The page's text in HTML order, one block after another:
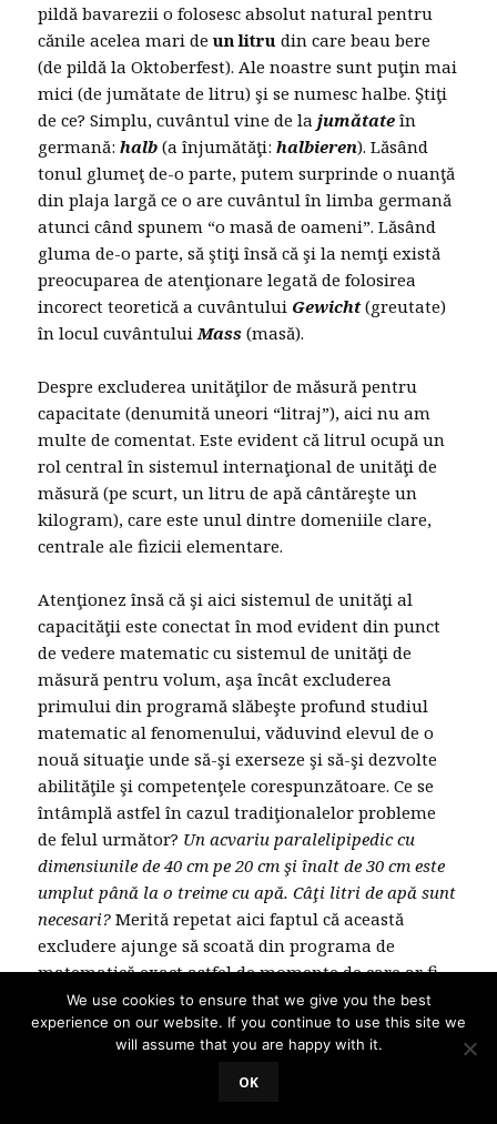
pildă bavarezii o folosesc absolut natural pentru
cănile acelea mari deun litru din care beau bere
(de pildă la Oktoberfest). Ale noastre sunt puţin mai
mici (de jumătate de litru) şi se numesc halbe. Ştiţi
de ce? Simplu, cuvântul vine de lajumătate în
germană:halb (a înjumătăţi:halbieren). Lăsând
tonul glumeţ de-o parte, putem surprinde o nuanţă
din plaja largă ce o are cuvântul în limba germană
atunci când spunem “o masă de oameni”. Lăsând
gluma de-o parte, să ştiţi însă că şi la nemţi există
preocuparea de atenţionare legată de folosirea
incorect teoretică a cuvântului Gewicht(greutate)
în locul cuvântuluiMass (masă).
Despre excluderea unităţilor de măsură pentru
capacitate (denumită uneori “litraj”), aici nu am
multe de comentat. Este evident că litrul ocupă un
rol central în sistemul internaţional de unităţi de
măsură (pe scurt, un litru de apă cântăreşte un
kilogram), care este unul dintre domeniile clare,
centrale ale fizicii elementare.
Atenţionez însă că şi aici sistemul de unităţi al
capacităţii este conectat în mod evident din punct
de vedere matematic cu sistemul de unităţi de
măsură pentru volum, aşa încât excluderea
primului din programă slăbeşte profund studiul
matematic al fenomenului, văduvind elevul de o
nouă situaţie unde să-şi exerseze şi să-şi dezvolte
abilităţile şi competenţele corespunzătoare. Ce se
întâmplă astfel în cazul tradiţionalelor probleme
de felul următor? Un acvariu paralelipipedic cu
dimensiunile de 40 cm pe 20 cm şi înalt de 30 cm este
umplut până la o treime cu apă. Câţi litri de apă sunt
necesari? Merită repetat aici faptul că această
excludere ajunge să scoată din programa de
matematică exact astfel de momente de care ar fi
atât de mare nevoie pentru a oferi elevilor şi
probleme cu aplicabilitate practică (cu sens), de
lipsa cărora se plânge aşa de multă lume. Asta fără
să mai discutăm de schizofrenia situaţiei ca întreg:
We use cookies to ensure that we give you the best
experience on our website. If you continue to use this site we
will assume that you are happy with it.
OK